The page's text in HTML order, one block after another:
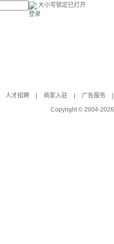
大小写锁定已打开
登录
人才招聘 商家入驻 广告服务
Copyright © 2004-2026